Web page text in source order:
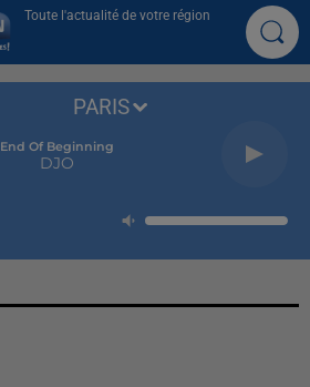
Toute l'actualité de votre région
End Of Beginning
DJO
PARIS